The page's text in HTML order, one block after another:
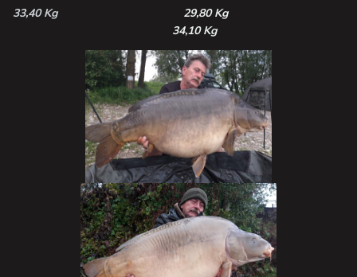
33,40 Kg
29,80 Kg
34,10 Kg